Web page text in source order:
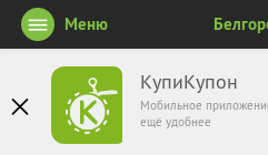
КупиКупон
Мобильное
ещё удобнее
Меню